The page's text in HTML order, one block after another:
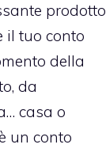
prodotto
il tuo conto
della
da
casa o
un conto